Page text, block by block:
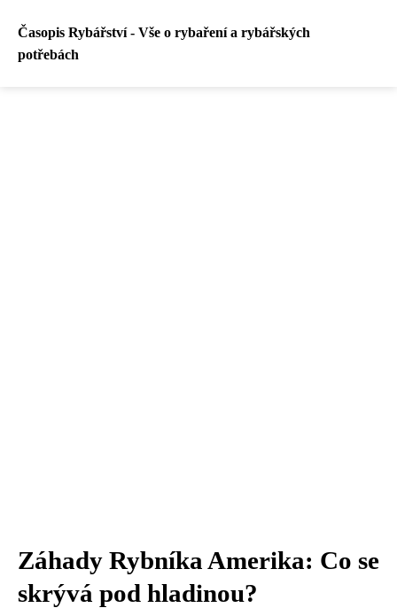
Časopis Rybářství - Vše o rybaření a rybářských
potřebách
Záhady Rybníka Amerika: Co se
skrývá pod hladinou?